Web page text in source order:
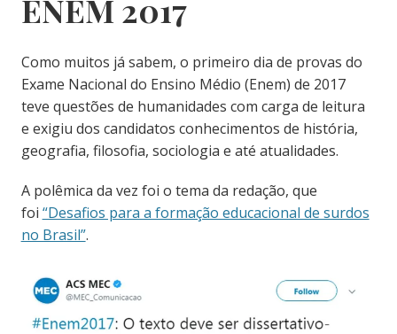
ENEM 2017
Como muitos já sabem, o primeiro dia de provas do
Exame Nacional do Ensino Médio (Enem) de 2017
teve questões de humanidades com carga de leitura
e exigiu dos candidatos conhecimentos de história,
geografia, filosofia, sociologia e até atualidades.
A polêmica da vez foi o tema da redação, que
foi “Desafios para a formação educacional de surdos
no Brasil”.